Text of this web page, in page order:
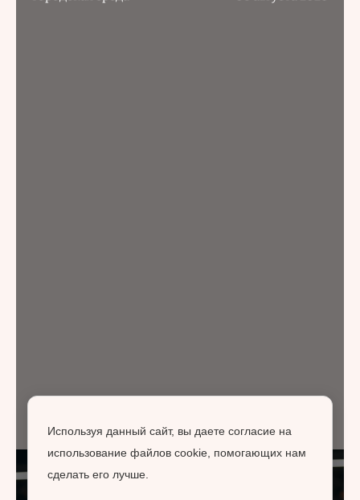
Используя данный сайт, вы даете согласие на
использование файлов cookie, помогающих нам
сделать его лучше.